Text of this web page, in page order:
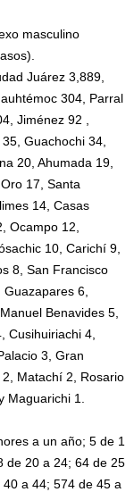
masculino
Juárez 3,889,
304, Parral
Jiménez 92 ,
Guachochi 34,
20, Ahumada 19,
17, Santa
14, Casas
Ocampo 12,
10, Carichí 9,
8, San Francisco
6,
Benavides 5,
Cusihuiriachi 4,
3, Gran
Matachí 2, Rosario
1.
a un año; 5 de 1
de 20 a 24; 64 de 25
a 44; 574 de 45 a